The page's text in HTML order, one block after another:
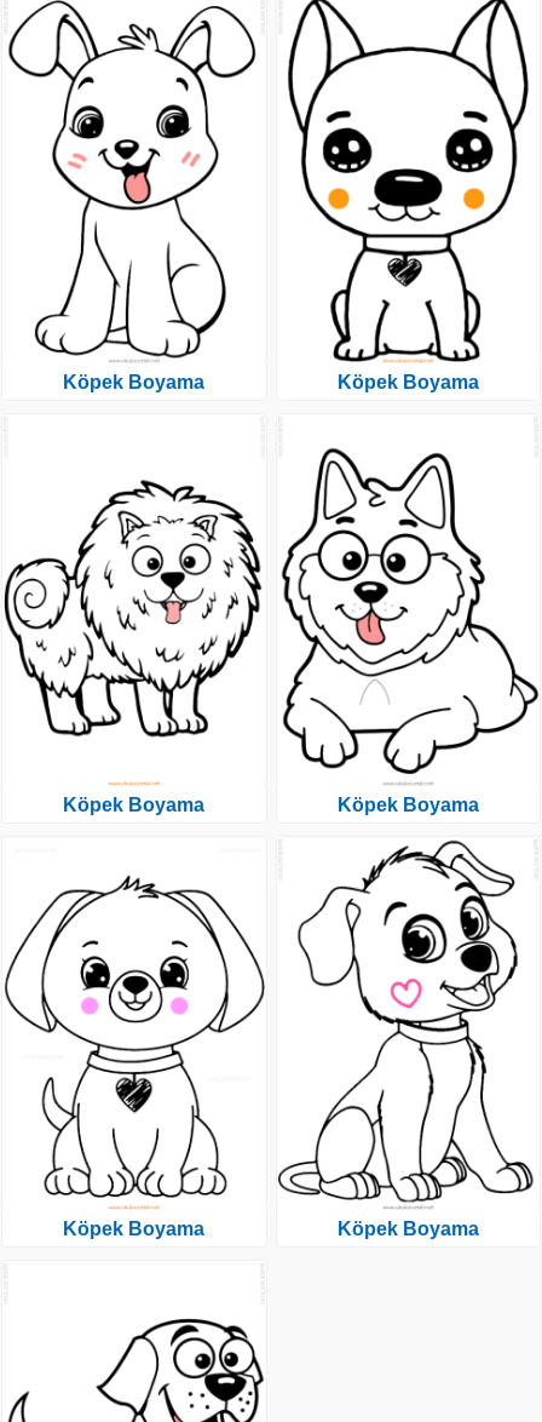
Köpek Boyama
Köpek Boyama
Köpek Boyama
Köpek Boyama
Köpek Boyama
Köpek Boyama